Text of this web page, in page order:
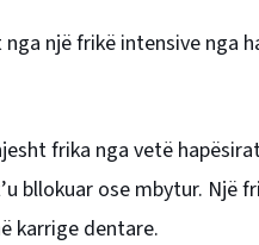
një frikë intensive nga
frika nga vetë
bllokuar ose mbytur.
karrige dentare.